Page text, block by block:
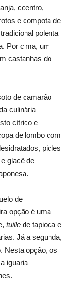
coentro,
e compota de
polenta
Por cima, um
castanhas do
de camarão
culinária
cítrico e
de lombo com
picles
glacê de
de
opção é uma
tuille de tapioca e
Já a segunda,
Nesta opção, os
iguaria